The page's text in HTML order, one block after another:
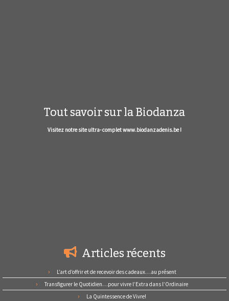
Tout savoir sur la Biodanza
Visitez notre site ultra- complet www.biodanzadenis.be !
Articles récents
L’art d’offrir et de recevoir des cadeaux…au présent
Transfigurer le Quotidien…pour vivre l’Extra dans l’Ordinaire
La Quintessence de Vivre!